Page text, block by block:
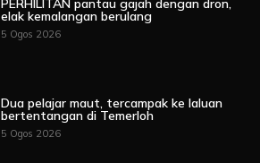
PERHILITAN pantau gajah dengan dron,
elak kemalangan berulang
5 Ogos 2026
Dua pelajar maut, tercampak ke laluan
bertentangan di Temerloh
5 Ogos 2026